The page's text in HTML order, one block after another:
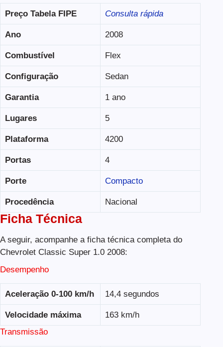
Preço Tabela FIPE Consulta rápida
Ano 2008
Combustível Flex
Configuração Sedan
Garantia 1 ano
Lugares 5
Plataforma 4200
Portas 4
Porte Compacto
Procedência Nacional
Ficha Técnica
A seguir, acompanhe a ficha técnica completa do
Chevrolet Classic Super 1.0 2008:
Desempenho
Aceleração 0-100 km/h 14,4 segundos
Velocidade máxima
163 km/h
Transmissão